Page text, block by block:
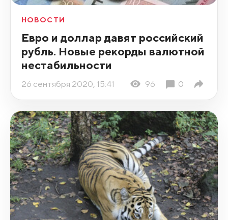
НОВОСТИ
Евро и доллар давят российский
рубль. Новые рекорды валютной
нестабильности
26 сентября 2020, 15:41 96 0